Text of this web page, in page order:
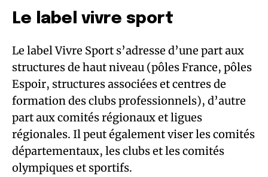
Le label vivre sport
Le label Vivre Sport s’adresse d’une part aux
structures de haut niveau (pôles France, pôles
Espoir, structures associées et centres de
formation des clubs professionnels), d’autre
part aux comités régionaux et ligues
régionales. Il peut également viser les comités
départementaux, les clubs et les comités
olympiques et sportifs.